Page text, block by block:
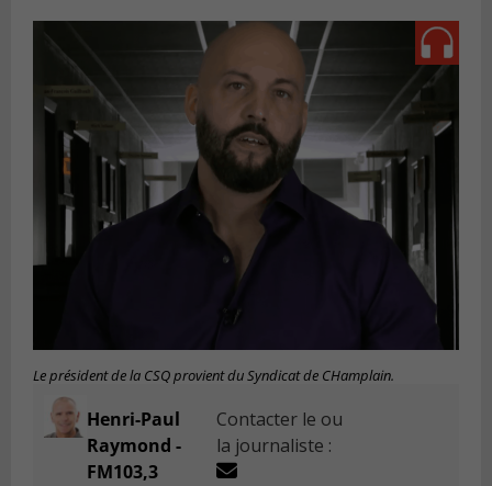
Le président de la CSQ provient du Syndicat de CHamplain.
Henri-Paul
Raymond -
FM103,3
Contacter le ou
la journaliste :